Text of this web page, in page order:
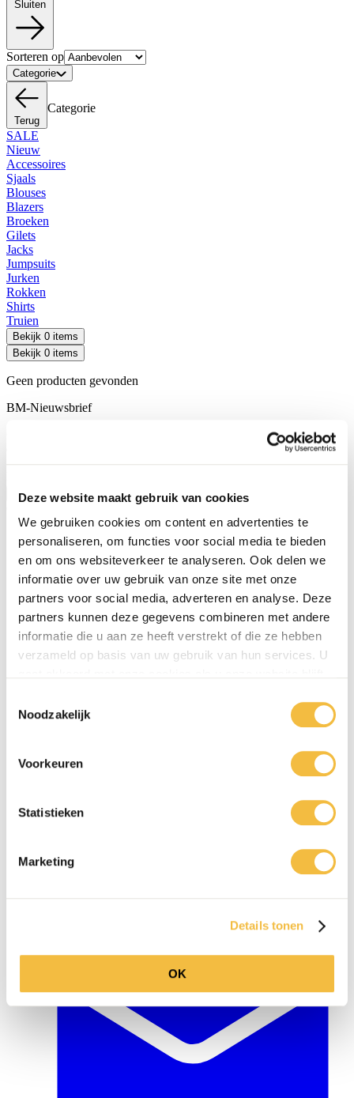
Deze website maakt gebruik van cookies
We gebruiken cookies om content en advertenties te
personaliseren, om functies voor social media te bieden
en om ons websiteverkeer te analyseren. Ook delen we
informatie over uw gebruik van onze site met onze
partners voor social media, adverteren en analyse. Deze
partners kunnen deze gegevens combineren met andere
informatie die u aan ze heeft verstrekt of die ze hebben
verzameld op basis van uw gebruik van hun services. U
Noodzakelijk
Voorkeuren
Statistieken
Marketing
Details tonen
OK
Sorteren op
Categorie
Terug
Categorie
SALE
Nieuw
Accessoires
Sjaals
Blouses
Blazers
Broeken
Gilets
Jacks
Jumpsuits
Jurken
Rokken
Shirts
Truien
Bekijk 0 items
Bekijk 0 items
Geen producten gevonden
BM-Nieuwsbrief
Omdat je mode zoekt én meer – schrijf je in voor onze nieuwsbrief
Inschrijven
WhatsApp